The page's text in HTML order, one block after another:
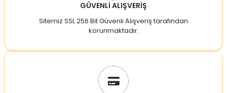
GÜVENLİ ALIŞVERİŞ
Sitemiz SSL 256 Bit Güvenli Alışveriş tarafından
korunmaktadır.